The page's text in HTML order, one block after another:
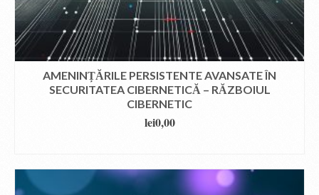
AMENINȚĂRILE PERSISTENTE AVANSATE ÎN
SECURITATEA CIBERNETICĂ – RĂZBOIUL
CIBERNETIC
lei0,00